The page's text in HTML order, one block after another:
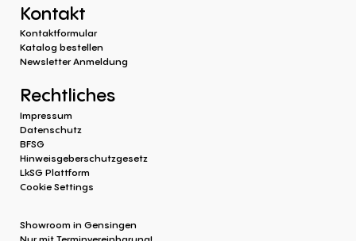
Kontakt
Kontaktformular
Katalog bestellen
Newsletter Anmeldung
Showroom in Gensingen
Rechtliches
Impressum
Datenschutz
BFSG
Hinweisgeberschutzgesetz
LkSG Plattform
Cookie Settings